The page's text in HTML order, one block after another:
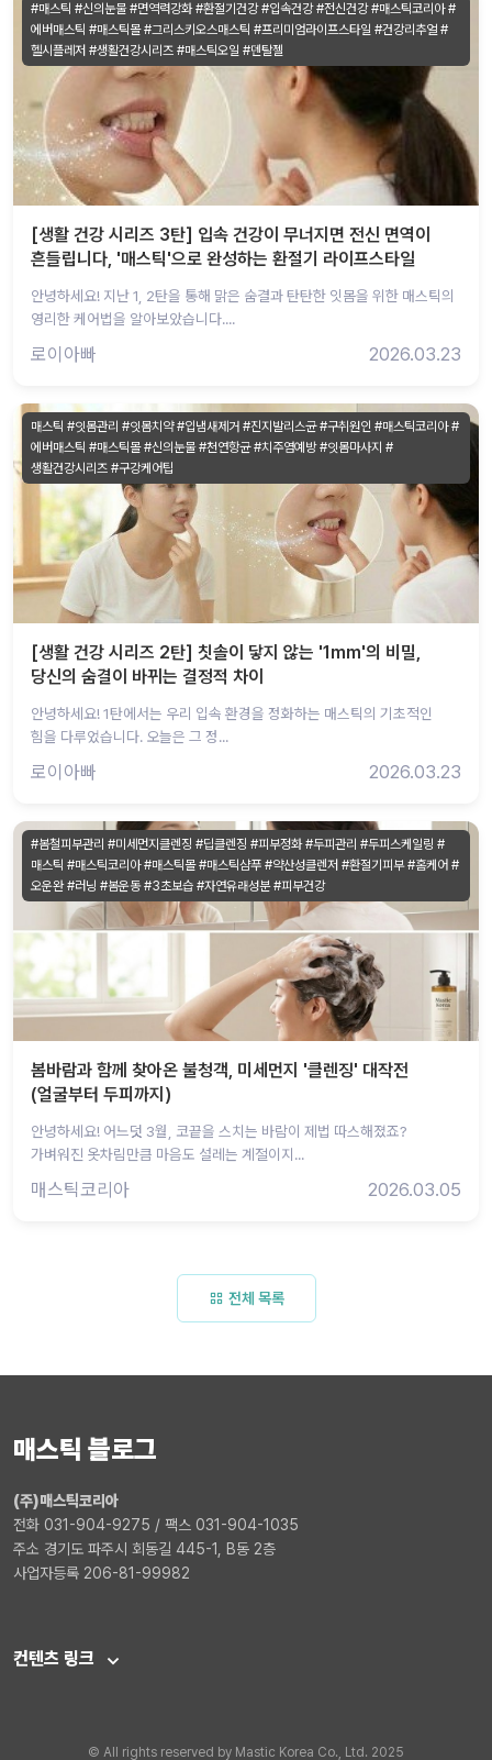
#매스틱 #신의눈물 #면역력강화 #환절기건강 #입속건강 #전신건강 #매스틱코리아 #
에버매스틱 #매스틱몰 #그리스키오스매스틱 #프리미엄라이프스타일 #건강리추얼 #
헬시플레저 #생활건강시리즈 #매스틱오일 #덴탈젤
[생활 건강 시리즈 3탄] 입속 건강이 무너지면 전신 면역이
흔들립니다, '매스틱'으로 완성하는 환절기 라이프스타일
안녕하세요! 지난 1, 2탄을 통해 맑은 숨결과 탄탄한 잇몸을 위한 매스틱의
영리한 케어법을 알아보았습니다....
로이아빠 2026.03.23
매스틱 #잇몸관리 #잇몸치약 #입냄새제거 #진지발리스균 #구취원인 #매스틱코리아 #
에버매스틱 #매스틱몰 #신의눈물 #천연항균 #치주염예방 #잇몸마사지 #
생활건강시리즈 #구강케어팁
[생활 건강 시리즈 2탄] 칫솔이 닿지 않는 '1mm'의 비밀,
당신의 숨결이 바뀌는 결정적 차이
안녕하세요! 1탄에서는 우리 입속 환경을 정화하는 매스틱의 기초적인
힘을 다루었습니다. 오늘은 그 정...
로이아빠 2026.03.23
#봄철피부관리 #미세먼지클렌징 #딥클렌징 #피부정화 #두피관리 #두피스케일링 #
매스틱 #매스틱코리아 #매스틱몰 #매스틱샴푸 #약산성클렌저 #환절기피부 #홈케어 #
오운완 #러닝 #봄운동 #3초보습 #자연유래성분 #피부건강
봄바람과 함께 찾아온 불청객, 미세먼지 '클렌징' 대작전
(얼굴부터 두피까지)
안녕하세요! 어느덧 3월, 코끝을 스치는 바람이 제법 따스해졌죠?
가벼워진 옷차림만큼 마음도 설레는 계절이지...
매스틱코리아 2026.03.05
전체 목록
매스틱 블로그
(주)매스틱코리아
전화 031-904-9275 / 팩스 031-904-1035
주소 경기도 파주시 회동길 445-1, B동 2층
사업자등록 206-81-99982
컨텐츠 링크
© All rights reserved by Mastic Korea Co., Ltd. 2025